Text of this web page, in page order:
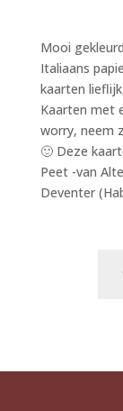
Mooi
Italiaans
kaarten
Kaarten met
worry, neem
🙂 Deze
Peet -van
Deventer